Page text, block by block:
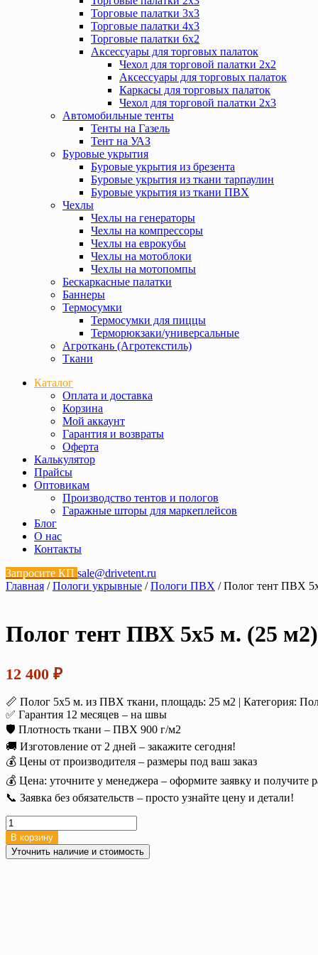
Торговые палатки 3х3
Торговые палатки 4х3
Торговые палатки 6х2
Аксессуары для торговых палаток
Чехол для торговой палатки 2х2
Аксессуары для торговых палаток
Каркасы для торговых палаток
Чехол для торговой палатки 2х3
Автомобильные тенты
Тенты на Газель
Тент на УАЗ
Буровые укрытия
Буровые укрытия из брезента
Буровые укрытия из ткани тарпаулин
Буровые укрытия из ткани ПВХ
Чехлы
Чехлы на генераторы
Чехлы на компрессоры
Чехлы на еврокубы
Чехлы на мотоблоки
Чехлы на мотопомпы
Бескаркасные палатки
Баннеры
Термосумки
Термосумки для пиццы
Терморюкзаки/универсальные
Агроткань (Агротекстиль)
Ткани
Каталог
Оплата и доставка
Корзина
Мой аккаунт
Гарантия и возвраты
Оферта
Калькулятор
Прайсы
Оптовикам
Производство тентов и пологов
Гаражные шторы для маркеплейсов
Блог
О нас
Контакты
Запросите КП sale@drivetent.ru
Главная /Пологи укрывные /Пологи ПВХ / Полог тент ПВХ
Полог тент ПВХ 5х5 м. (25
12 400 ₽
📏 Полог 5х5 м. из ПВХ ткани, площадь: 25 м2 | Категория:
✅ Гарантия 12 месяцев – на швы
🛡️ Плотность ткани – ПВХ 900 г/м2
🚚 Изготовление от 2 дней – закажите сегодня!
💰 Цены от производителя – размеры под ваш заказ
💰 Цена: уточните у менеджера – оформите заявку и получите
📞 Заявка без обязательств – просто узнайте цену и детали!
Количество
товара
Полог
тент
В корзину
Уточнить наличие и стоимость